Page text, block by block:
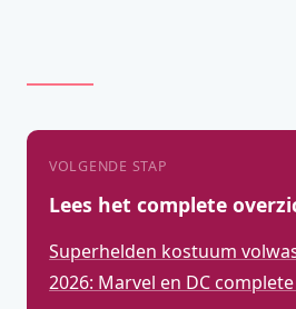
VOLGENDE STAP
Lees het complete
Superhelden kostuum
2026: Marvel en DC